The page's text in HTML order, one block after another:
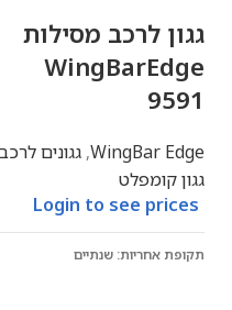
גגון לרכב מסילות
WingBarEdge
9591
WingBar Edge
,גגונים לרכב
גגון קומפלט
Login to see prices
תקופת אחריות: שנתיים